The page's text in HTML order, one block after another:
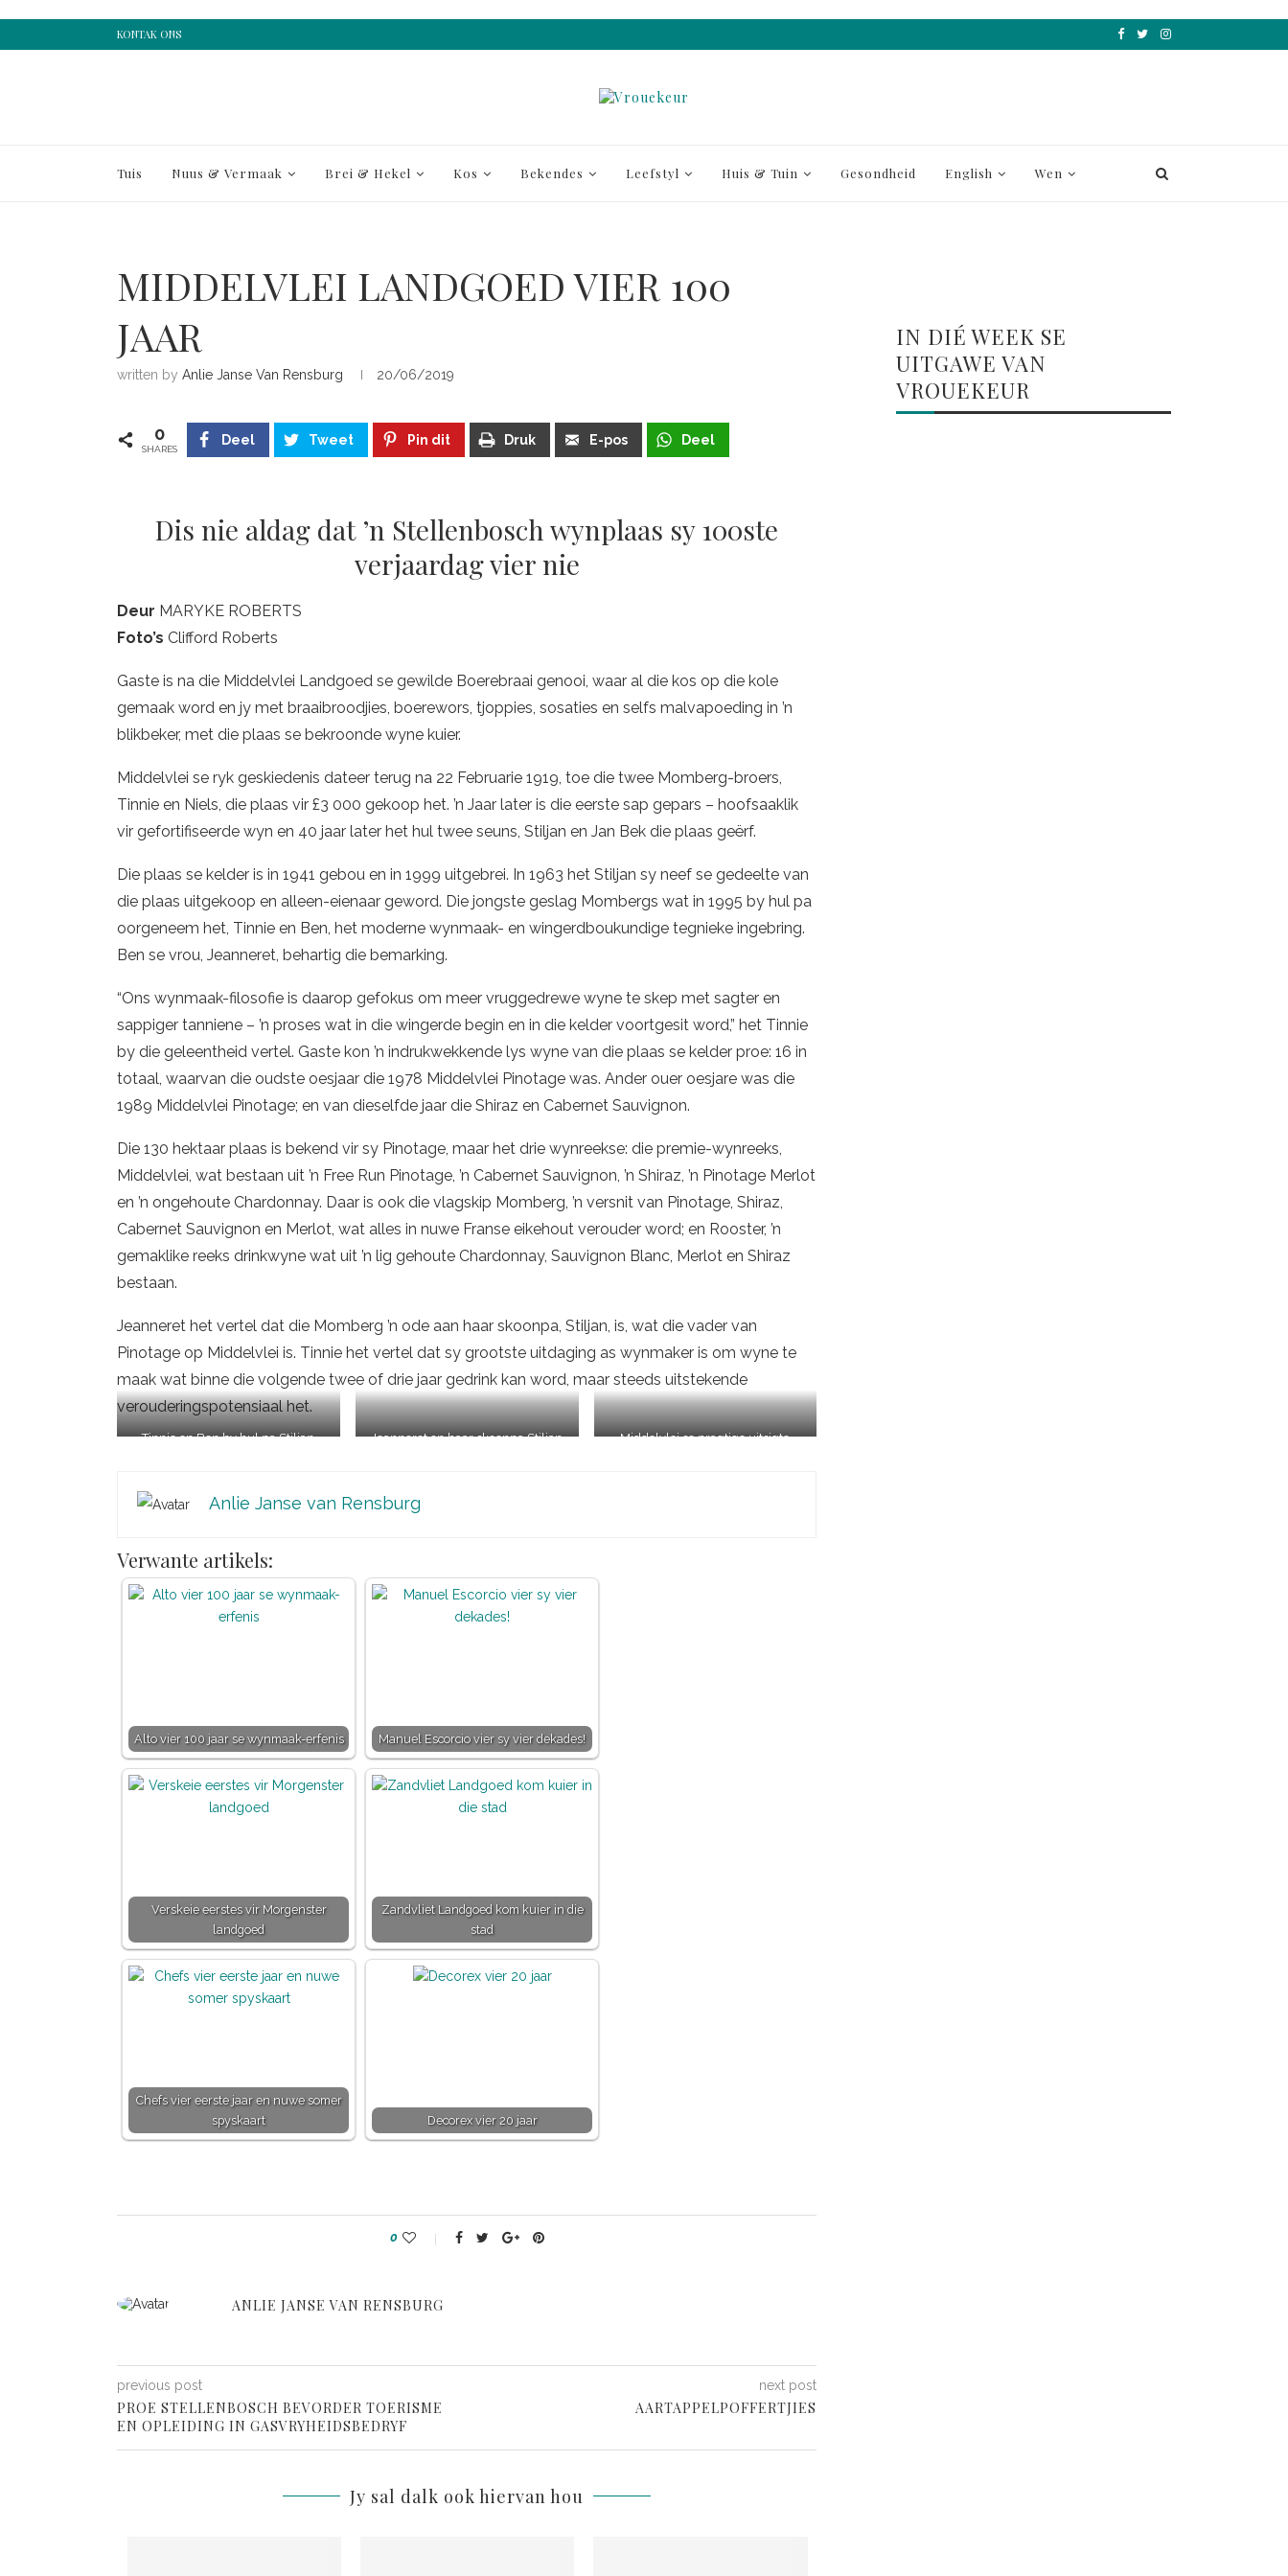
KONTAK ONS
Tuis Nuus & Vermaak Brei & Hekel Kos Bekendes Leefstyl Huis & Tuin Gesondheid English Wen
MIDDELVLEI LANDGOED VIER 100
JAAR
written by Anlie Janse Van Rensburg 20/06/2019
0
SHARES
Deel Tweet Pin dit Druk E-pos Deel
Dis nie aldag dat ’n Stellenbosch wynplaas sy 100ste
verjaardag vier nie
Deur MARYKE ROBERTS
Foto’s Clifford Roberts
Gaste is na die Middelvlei Landgoed se gewilde Boerebraai genooi, waar al die kos op die kole
gemaak word en jy met braaibroodjies, boerewors, tjoppies, sosaties en selfs malvapoeding in ’n
blikbeker, met die plaas se bekroonde wyne kuier.
Middelvlei se ryk geskiedenis dateer terug na 22 Februarie 1919, toe die twee Momberg-broers,
Tinnie en Niels, die plaas vir £3 000 gekoop het. ’n Jaar later is die eerste sap gepars – hoofsaaklik
vir gefortifiseerde wyn en 40 jaar later het hul twee seuns, Stiljan en Jan Bek die plaas geërf.
Die plaas se kelder is in 1941 gebou en in 1999 uitgebrei. In 1963 het Stiljan sy neef se gedeelte van
die plaas uitgekoop en alleen-eienaar geword. Die jongste geslag Mombergs wat in 1995 by hul pa
oorgeneem het, Tinnie en Ben, het moderne wynmaak- en wingerdboukundige tegnieke ingebring.
Ben se vrou, Jeanneret, behartig die bemarking.
“Ons wynmaak-filosofie is daarop gefokus om meer vruggedrewe wyne te skep met sagter en
sappiger tanniene – ’n proses wat in die wingerde begin en in die kelder voortgesit word,” het Tinnie
by die geleentheid vertel. Gaste kon ’n indrukwekkende lys wyne van die plaas se kelder proe: 16 in
totaal, waarvan die oudste oesjaar die 1978 Middelvlei Pinotage was. Ander ouer oesjare was die
1989 Middelvlei Pinotage; en van dieselfde jaar die Shiraz en Cabernet Sauvignon.
Die 130 hektaar plaas is bekend vir sy Pinotage, maar het drie wynreekse: die premie-wynreeks,
Middelvlei, wat bestaan uit ’n Free Run Pinotage, ’n Cabernet Sauvignon, ’n Shiraz, ’n Pinotage Merlot
en ’n ongehoute Chardonnay. Daar is ook die vlagskip Momberg, ’n versnit van Pinotage, Shiraz,
Cabernet Sauvignon en Merlot, wat alles in nuwe Franse eikehout verouder word; en Rooster, ’n
gemaklike reeks drinkwyne wat uit ’n lig gehoute Chardonnay, Sauvignon Blanc, Merlot en Shiraz
bestaan.
Jeanneret het vertel dat die Momberg ’n ode aan haar skoonpa, Stiljan, is, wat die vader van
Pinotage op Middelvlei is. Tinnie het vertel dat sy grootste uitdaging as wynmaker is om wyne te
maak wat binne die volgende twee of drie jaar gedrink kan word, maar steeds uitstekende
verouderingspotensiaal het.
Tinnie en Ben by hul pa Stiljan Jeanneret en haar skoonpa Stiljan Middelvlei se pragtige uitsigte
Anlie Janse van Rensburg
Verwante artikels:
Alto vier 100 jaar se wynmaak-erfenis Manuel Escorcio vier sy vier dekades!
Verskeie eerstes vir Morgenster
landgoed
Zandvliet Landgoed kom kuier in die
stad
Chefs vier eerste jaar en nuwe somer
spyskaart
Decorex vier 20 jaar
0
ANLIE JANSE VAN RENSBURG
previous post
PROE STELLENBOSCH BEVORDER TOERISME
EN OPLEIDING IN GASVRYHEIDSBEDRYF
next post
AARTAPPELPOFFERTJIES
Jy sal dalk ook hiervan hou
IN DIÉ WEEK SE
UITGAWE VAN
VROUEKEUR